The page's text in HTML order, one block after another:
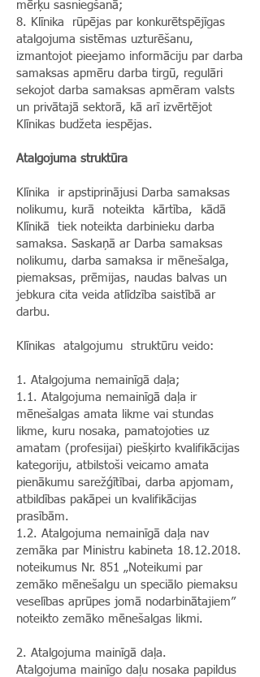
mērķu sasniegšanā;
8. Klīnika rūpējas par konkurētspējīgas
atalgojuma sistēmas uzturēšanu,
izmantojot pieejamo informāciju par darba
samaksas apmēru darba tirgū, regulāri
sekojot darba samaksas apmēram valsts
un privātajā sektorā, kā arī izvērtējot
Klīnikas budžeta iespējas.
Atalgojuma struktūra
Klīnika ir apstiprinājusi Darba samaksas
nolikumu, kurā noteikta kārtība, kādā
Klīnikā tiek noteikta darbinieku darba
samaksa. Saskaņā ar Darba samaksas
nolikumu, darba samaksa ir mēnešalga,
piemaksas, prēmijas, naudas balvas un
jebkura cita veida atlīdzība saistībā ar
darbu.
Klīnikas atalgojumu struktūru veido:
1. Atalgojuma nemainīgā daļa;
1.1. Atalgojuma nemainīgā daļa ir
mēnešalgas amata likme vai stundas
likme, kuru nosaka, pamatojoties uz
amatam (profesijai) piešķirto kvalifikācijas
kategoriju, atbilstoši veicamo amata
pienākumu sarežģītībai, darba apjomam,
atbildības pakāpei un kvalifikācijas
prasībām.
1.2. Atalgojuma nemainīgā daļa nav
zemāka par Ministru kabineta 18.12.2018.
noteikumus Nr. 851 „Noteikumi par
zemāko mēnešalgu un speciālo piemaksu
veselības aprūpes jomā nodarbinātajiem”
noteikto zemāko mēnešalgas likmi.
2. Atalgojuma mainīgā daļa.
Atalgojuma mainīgo daļu nosaka papildus